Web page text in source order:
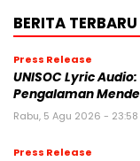
BERITA TERBARU
Press Release
UNISOC Lyric
Pengalaman
Rabu, 5 Agu 2026 - 23:58
Press Release